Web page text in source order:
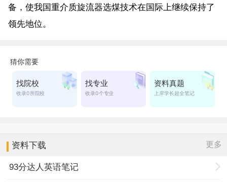
备，使我国重介质旋流器选煤技术在国际上继续保持了
领先地位。
资料下载 更多
93分达人英语笔记